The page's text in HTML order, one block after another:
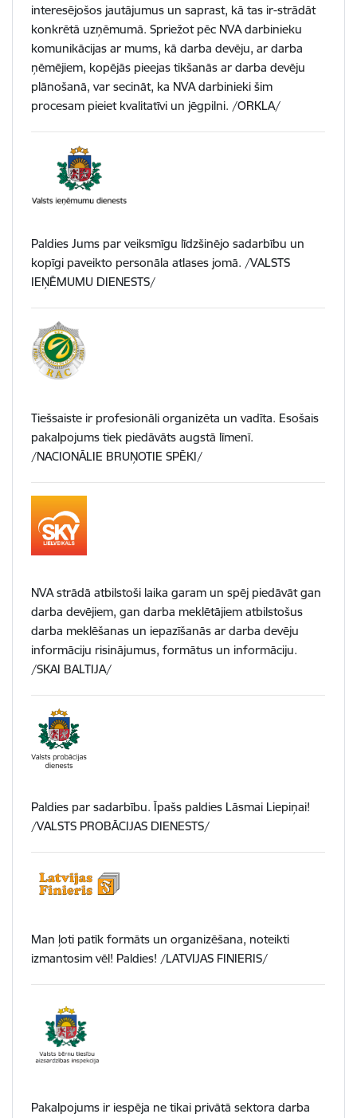
interesējošos jautājumus un saprast, kā tas ir-strādāt
konkrētā uzņēmumā. Spriežot pēc NVA darbinieku
komunikācijas ar mums, kā darba devēju, ar darba
ņēmējiem, kopējās pieejas tikšanās ar darba devēju
plānošanā, var secināt, ka NVA darbinieki šim
procesam pieiet kvalitatīvi un jēgpilni. /ORKLA/
Paldies Jums par veiksmīgu līdzšinējo sadarbību un
kopīgi paveikto personāla atlases jomā. /VALSTS
IEŅĒMUMU DIENESTS/
Tiešsaiste ir profesionāli organizēta un vadīta. Esošais
pakalpojums tiek piedāvāts augstā līmenī.
/NACIONĀLIE BRUŅOTIE SPĒKI/
NVA strādā atbilstoši laika garam un spēj piedāvāt gan
darba devējiem, gan darba meklētājiem atbilstošus
darba meklēšanas un iepazīšanās ar darba devēju
informāciju risinājumus, formātus un informāciju.
/SKAI BALTIJA/
Paldies par sadarbību. Īpašs paldies Lāsmai Liepiņai!
/VALSTS PROBĀCIJAS DIENESTS/
Man ļoti patīk formāts un organizēšana, noteikti
izmantosim vēl! Paldies! /LATVIJAS FINIERIS/
Pakalpojums ir iespēja ne tikai privātā sektora darba